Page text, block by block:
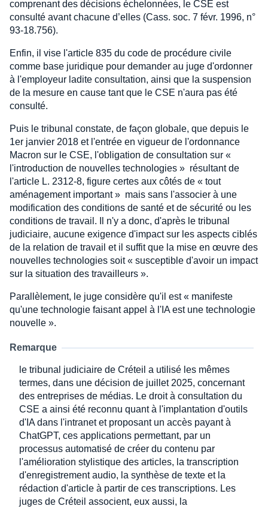
comprenant des décisions échelonnées, le CSE est
consulté avant chacune d’elles (Cass. soc. 7 févr. 1996, n°
93-18.756).
Enfin, il vise l'article 835 du code de procédure civile
comme base juridique pour demander au juge d'ordonner
à l'employeur ladite consultation, ainsi que la suspension
de la mesure en cause tant que le CSE n'aura pas été
consulté.
Puis le tribunal constate, de façon globale, que depuis le
1er janvier 2018 et l'entrée en vigueur de l'ordonnance
Macron sur le CSE, l'obligation de consultation sur «
l'introduction de nouvelles technologies » résultant de
l'article L. 2312-8, figure certes aux côtés de « tout
aménagement important » mais sans l'associer à une
modification des conditions de santé et de sécurité ou les
conditions de travail. Il n'y a donc, d'après le tribunal
judiciaire, aucune exigence d'impact sur les aspects ciblés
de la relation de travail et il suffit que la mise en œuvre des
nouvelles technologies soit « susceptible d'avoir un impact
sur la situation des travailleurs ».
Parallèlement, le juge considère qu'il est « manifeste
qu'une technologie faisant appel à l'IA est une technologie
nouvelle ».
Remarque
le tribunal judiciaire de Créteil a utilisé les mêmes
termes, dans une décision de juillet 2025, concernant
des entreprises de médias. Le droit à consultation du
CSE a ainsi été reconnu quant à l'implantation d'outils
d'IA dans l'intranet et proposant un accès payant à
ChatGPT, ces applications permettant, par un
processus automatisé de créer du contenu par
l'amélioration stylistique des articles, la transcription
d'enregistrement audio, la synthèse de texte et la
rédaction d'article à partir de ces transcriptions. Les
juges de Créteil associent, eux aussi, la